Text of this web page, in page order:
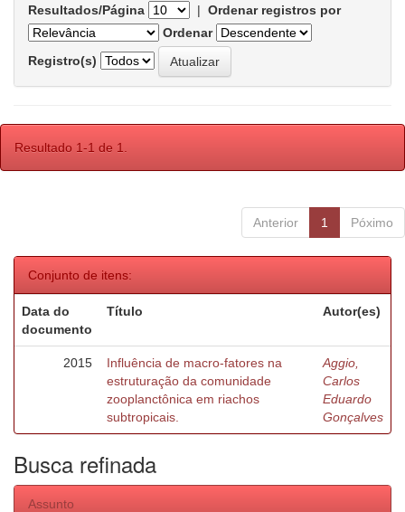
Resultados/Página | Ordenar registros por
Ordenar
Registro(s)
Resultado 1-1 de 1.
Anterior 1 Póximo
Conjunto de itens:
Data do
documento
Título Autor(es)
2015
Influência de macro-fatores na
estruturação da comunidade
zooplanctônica em riachos
subtropicais.
Aggio,
Carlos
Eduardo
Gonçalves
Busca refinada
Assunto